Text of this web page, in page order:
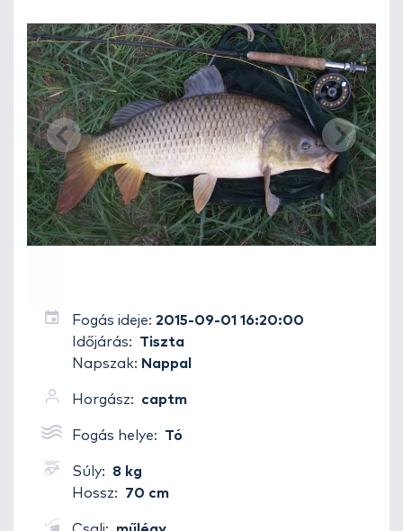
Fogás ideje: 2015-09-01 16:20:00
Időjárás:
Tiszta
Napszak: Nappal
Horgász: captm
Fogás helye: Tó
Súly:
8 kg
Hossz:
70 cm